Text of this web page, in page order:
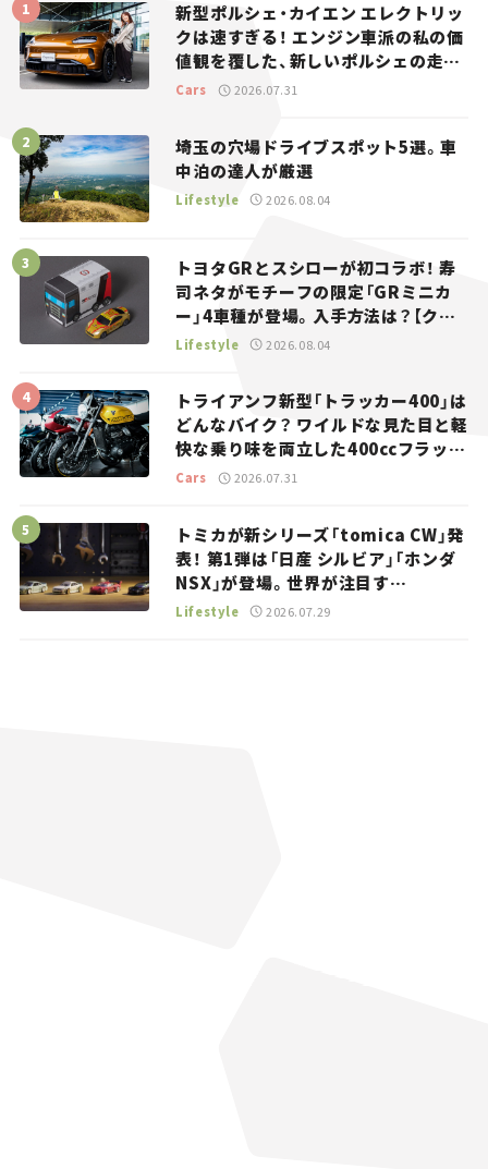
新型ポルシェ・カイエン エレクトリッ
クは速すぎる！ エンジン車派の私の価
値観を覆した、新しいポルシェの走
り。
Cars 2026.07.31
埼玉の穴場ドライブスポット5選。車
中泊の達人が厳選
Lifestyle 2026.08.04
トヨタGRとスシローが初コラボ！ 寿
司ネタがモチーフの限定「GRミニカ
ー」4車種が登場。入手方法は？【クル
マとホビー】
Lifestyle 2026.08.04
トライアンフ新型「トラッカー400」は
どんなバイク？ ワイルドな見た目と軽
快な乗り味を両立した400ccフラット
トラッカー【試乗レビュー】
Cars 2026.07.31
トミカが新シリーズ「tomica CW」発
表！ 第1弾は「日産 シルビア」「ホンダ
NSX」が登場。世界が注目す
る“JDM”に焦点【クルマとホビー】
Lifestyle 2026.07.29